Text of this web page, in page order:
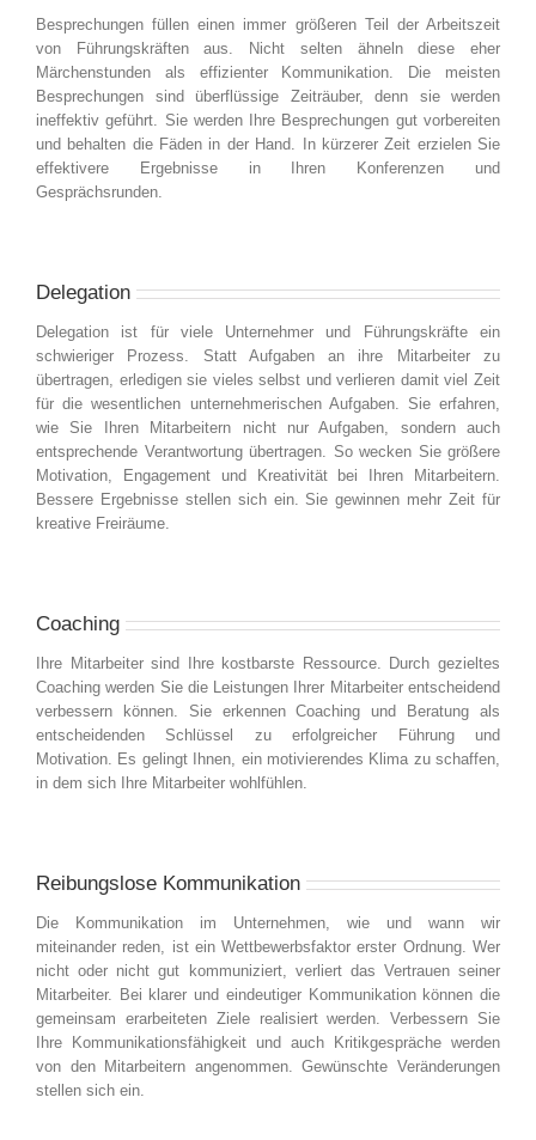
Besprechungen füllen einen immer größeren Teil der Arbeitszeit
von Führungskräften aus. Nicht selten ähneln diese eher
Märchenstunden als effizienter Kommunikation. Die meisten
Besprechungen sind überflüssige Zeiträuber, denn sie werden
ineffektiv geführt. Sie werden Ihre Besprechungen gut vorbereiten
und behalten die Fäden in der Hand. In kürzerer Zeit erzielen Sie
effektivere Ergebnisse in Ihren Konferenzen und
Gesprächsrunden.
Delegation
Delegation ist für viele Unternehmer und Führungskräfte ein
schwieriger Prozess. Statt Aufgaben an ihre Mitarbeiter zu
übertragen, erledigen sie vieles selbst und verlieren damit viel Zeit
für die wesentlichen unternehmerischen Aufgaben. Sie erfahren,
wie Sie Ihren Mitarbeitern nicht nur Aufgaben, sondern auch
entsprechende Verantwortung übertragen. So wecken Sie größere
Motivation, Engagement und Kreativität bei Ihren Mitarbeitern.
Bessere Ergebnisse stellen sich ein. Sie gewinnen mehr Zeit für
kreative Freiräume.
Coaching
Ihre Mitarbeiter sind Ihre kostbarste Ressource. Durch gezieltes
Coaching werden Sie die Leistungen Ihrer Mitarbeiter entscheidend
verbessern können. Sie erkennen Coaching und Beratung als
entscheidenden Schlüssel zu erfolgreicher Führung und
Motivation. Es gelingt Ihnen, ein motivierendes Klima zu schaffen,
in dem sich Ihre Mitarbeiter wohlfühlen.
Reibungslose Kommunikation
Die Kommunikation im Unternehmen, wie und wann wir
miteinander reden, ist ein Wettbewerbsfaktor erster Ordnung. Wer
nicht oder nicht gut kommuniziert, verliert das Vertrauen seiner
Mitarbeiter. Bei klarer und eindeutiger Kommunikation können die
gemeinsam erarbeiteten Ziele realisiert werden. Verbessern Sie
Ihre Kommunikationsfähigkeit und auch Kritikgespräche werden
von den Mitarbeitern angenommen. Gewünschte Veränderungen
stellen sich ein.